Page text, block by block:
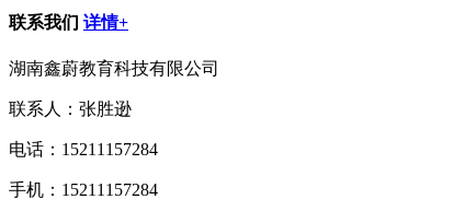
联系我们 详情+
湖南鑫蔚教育科技有限公司
联系人：张胜逊
电话：15211157284
手机：15211157284